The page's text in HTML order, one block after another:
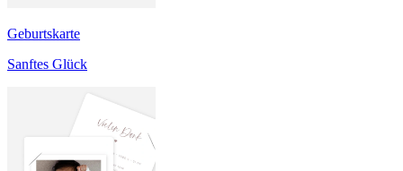
Geburtskarte
Sanftes Glück